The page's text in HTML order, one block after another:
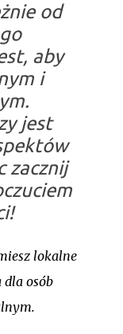
od
aby
i
jest
zacznij
lokalne
dla osób